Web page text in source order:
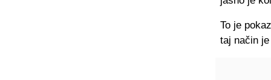
To je
taj način